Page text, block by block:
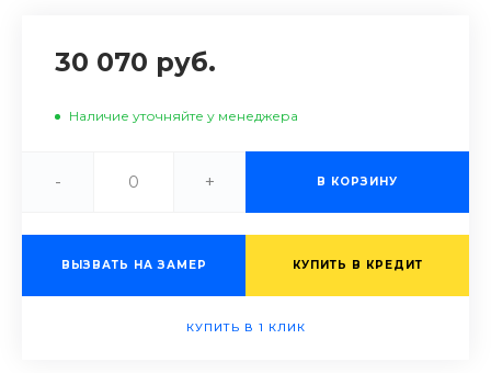
30 070 руб.
Наличие уточняйте у менеджера
- +
ВЫЗВАТЬ НА ЗАМЕР
В КОРЗИНУ
КУПИТЬ В КРЕДИТ
КУПИТЬ В 1 КЛИК